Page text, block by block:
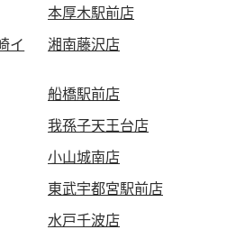
本厚木駅前店
イ
湘南藤沢店
船橋駅前店
我孫子天王台店
小山城南店
東武宇都宮駅前店
水戸千波店